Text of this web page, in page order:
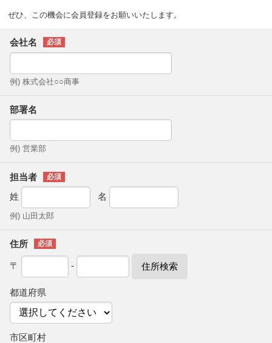
ぜひ、この機会に会員登録をお願いいたします。
会社名
例) 株式会社○○商事
部署名
例) 営業部
担当者
姓
名
例) 山田太郎
住所
〒 - 住所検索
都道府県
市区町村